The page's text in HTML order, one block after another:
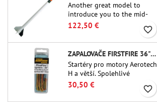
Another great model to
introduce you to the mid-
power.A scale replica of a
famous sounding rocket,
small in size and peefect to
move to higher-level kits.
122,50 € favorite_border
ZAPALOVAČE FIRSTFIRE 36" - AEROTECH
Startéry pro motory Aerotech
H a větší. Spolehlivé
zapalování motorů až do
délky 91 cm.
30,50 € favorite_border